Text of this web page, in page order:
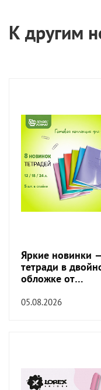
К другим
Яркие новинки
тетради в
обложке от
05.08.2026